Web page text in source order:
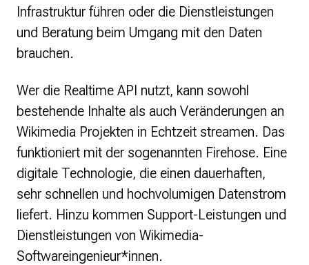
Infrastruktur führen oder die Dienstleistungen
und Beratung beim Umgang mit den Daten
brauchen.
Wer die Realtime API nutzt, kann sowohl
bestehende Inhalte als auch Veränderungen an
Wikimedia Projekten in Echtzeit streamen. Das
funktioniert mit der sogenannten Firehose. Eine
digitale Technologie, die einen dauerhaften,
sehr schnellen und hochvolumigen Datenstrom
liefert. Hinzu kommen Support-Leistungen und
Dienstleistungen von Wikimedia-
Softwareingenieur*innen.